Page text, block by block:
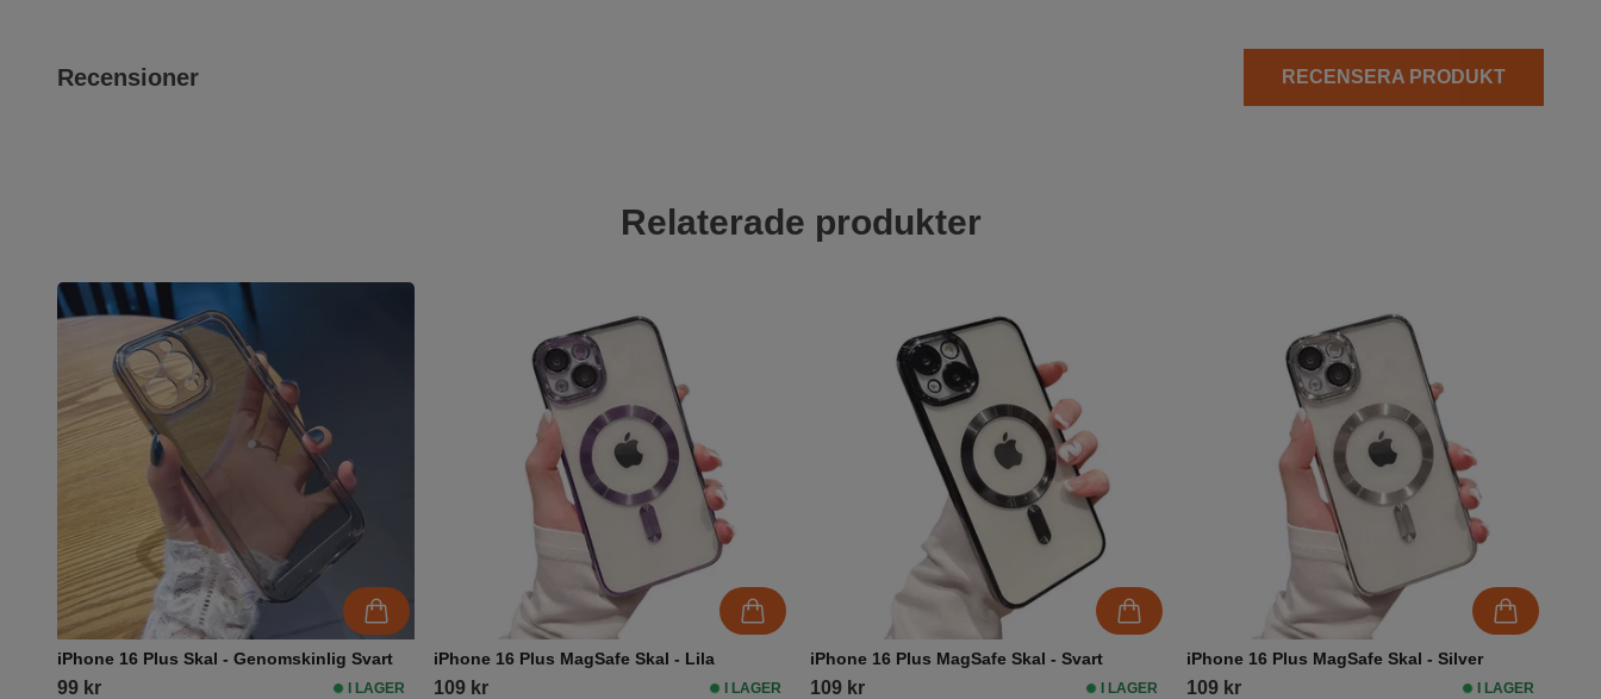
Recensioner RECENSERA PRODUKT
Relaterade produkter
iPhone 16 Plus Skal - Genomskinlig Svart
99 kr I LAGER
iPhone 16 Plus MagSafe Skal - Lila
109 kr I LAGER
iPhone 16 Plus MagSafe Skal - Svart
109 kr I LAGER
iPhone 16 Plus MagSafe Skal - Silver
109 kr I LAGER